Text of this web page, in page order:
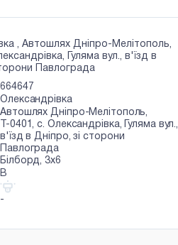
, Автошлях Дніпро-Мелітополь,
Гуляма вул., в'їзд в
Павлограда
664647
Олександрівка
Автошлях Дніпро-Мелітополь,
Т-0401, с. Олександрівка, Гуляма вул.,
в'їзд в Дніпро, зі сторони
Павлограда
Білборд, 3x6
B
-